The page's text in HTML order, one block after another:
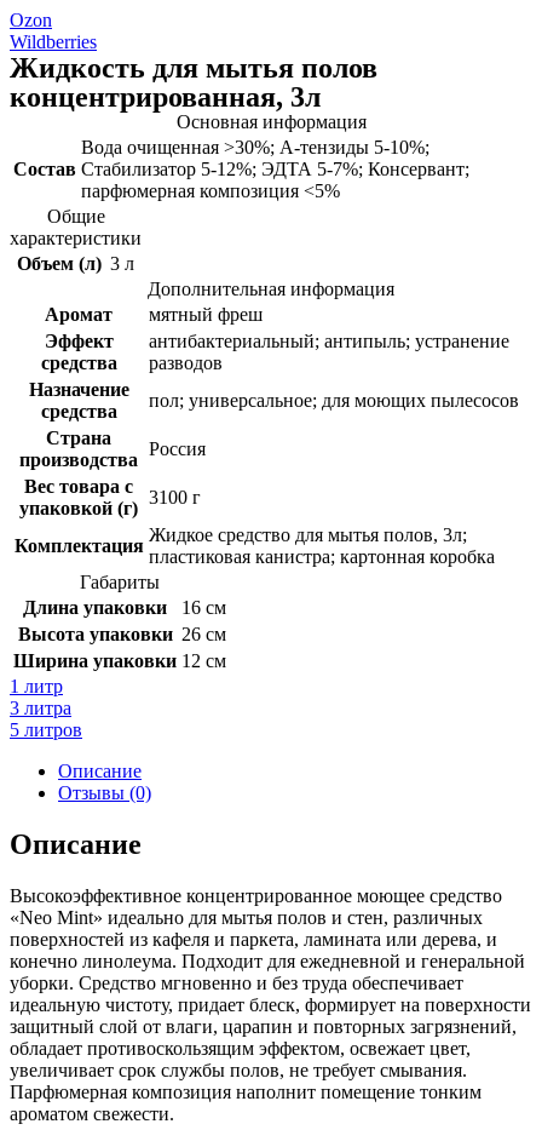
Ozon
Wildberries
Жидкость для мытья полов
концентрированная, 3л
Основная информация
Состав
Вода очищенная >30%; А-тензиды 5-10%;
Стабилизатор 5-12%; ЭДТА 5-7%; Консервант;
парфюмерная композиция <5%
Общие
характеристики
Объем (л) 3 л
Дополнительная информация
Аромат
мятный фреш
Эффект
средства
антибактериальный; антипыль; устранение
разводов
Назначение
средства
пол; универсальное; для моющих пылесосов
Страна
производства
Россия
Вес товара с
упаковкой (г)
3100 г
Комплектация
Жидкое средство для мытья полов, 3л;
пластиковая канистра; картонная коробка
Габариты
Длина упаковки
16 см
Высота упаковки 26 см
Ширина упаковки 12 см
1 литр
3 литра
5 литров
Описание
Отзывы (0)
Описание
Высокоэффективное концентрированное моющее средство
«Neo Mint» идеально для мытья полов и стен, различных
поверхностей из кафеля и паркета, ламината или дерева, и
конечно линолеума. Подходит для ежедневной и генеральной
уборки. Средство мгновенно и без труда обеспечивает
идеальную чистоту, придает блеск, формирует на поверхности
защитный слой от влаги, царапин и повторных загрязнений,
обладает противоскользящим эффектом, освежает цвет,
увеличивает срок службы полов, не требует смывания.
Парфюмерная композиция наполнит помещение тонким
ароматом свежести.